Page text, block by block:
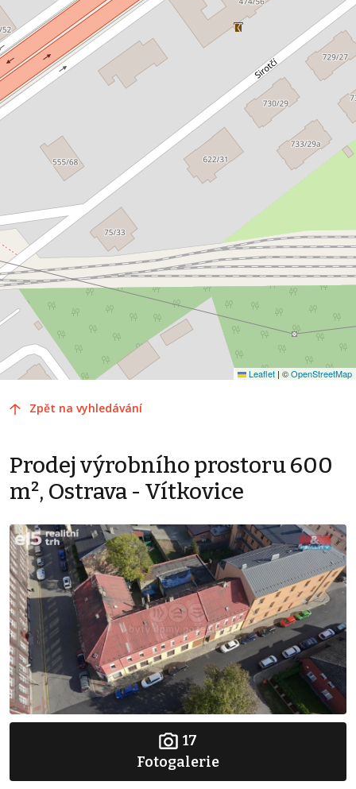
Leaflet | ©OpenStreetMap
Zpět na vyhledávání
Prodej výrobního prostoru 600
m², Ostrava - Vítkovice
17
Fotogalerie